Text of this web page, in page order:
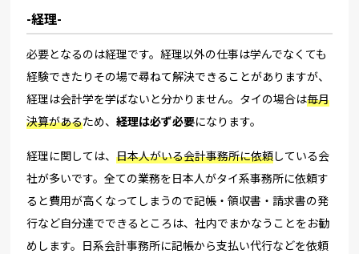
-経理-
必要となるのは経理です。経理以外の仕事は学んでなくても
経験できたりその場で尋ねて解決できることがありますが、
経理は会計学を学ばないと分かりません。タイの場合は毎月
決算があるため、経理は必ず必要になります。
経理に関しては、日本人がいる会計事務所に依頼している会
社が多いです。全ての業務を日本人がタイ系事務所に依頼す
ると費用が高くなってしまうので記帳・領収書・請求書の発
行など自分達でできるところは、社内でまかなうことをお勧
めします。日系会計事務所に記帳から支払い代行などを依頼